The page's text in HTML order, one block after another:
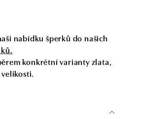
nabídku šperků do našich
konkrétní varianty zlata,